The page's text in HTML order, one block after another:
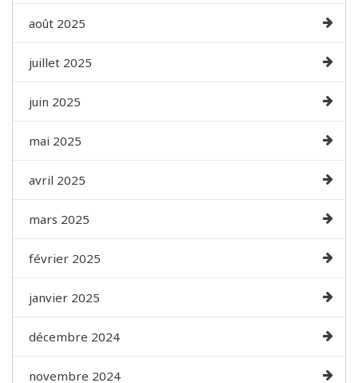
août 2025
juillet 2025
juin 2025
mai 2025
avril 2025
mars 2025
février 2025
janvier 2025
décembre 2024
novembre 2024